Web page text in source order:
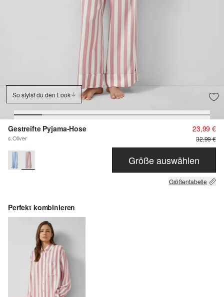
So stylst du den Look
Gestreifte Pyjama-Hose
s.Oliver
23,99 €
32,99 €
Größe auswählen
Größentabelle
Perfekt kombinieren